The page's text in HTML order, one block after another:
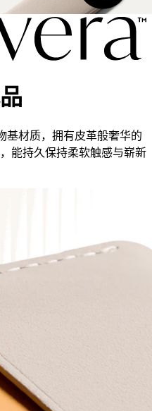
材质，拥有皮革般奢华的
能持久保持柔软触感与崭新